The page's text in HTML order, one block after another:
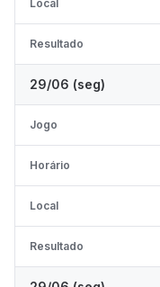
Local
Resultado
29/06 (seg)
Jogo
Horário
Local
Resultado